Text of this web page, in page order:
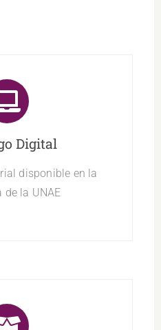
Digital
disponible en la
de la UNAE